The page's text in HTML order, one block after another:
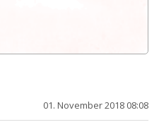
01. November 2018 08:08